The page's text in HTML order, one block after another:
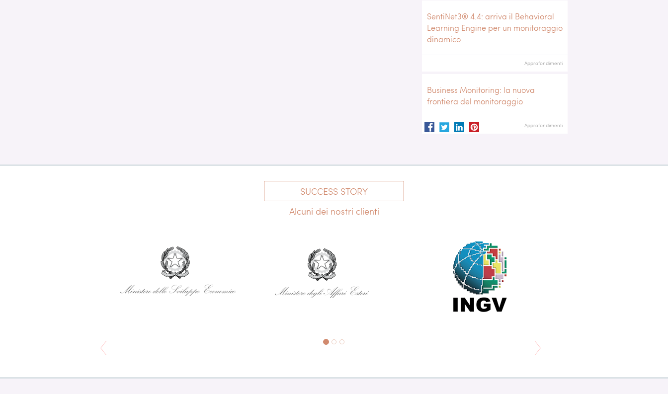
SentiNet3® 4.4: arriva il Behavioral
Learning Engine per un monitoraggio
dinamico
Approfondimenti
Business Monitoring: la nuova
frontiera del monitoraggio
Approfondimenti
SUCCESS STORY
Alcuni dei nostri clienti